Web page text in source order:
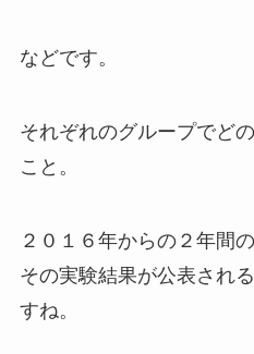
などです。
それぞれのグループでど
こと。
２０１６年からの２年間
その実験結果が公表され
すね。